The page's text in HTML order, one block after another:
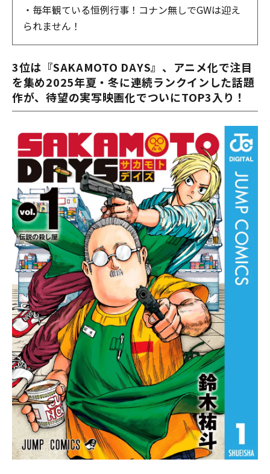
・毎年観ている恒例行事！コナン無しでGWは迎え
られません！
3位は『SAKAMOTO DAYS』、アニメ化で注目
を集め2025年夏・冬に連続ランクインした話題
作が、待望の実写映画化でついにTOP3入り！